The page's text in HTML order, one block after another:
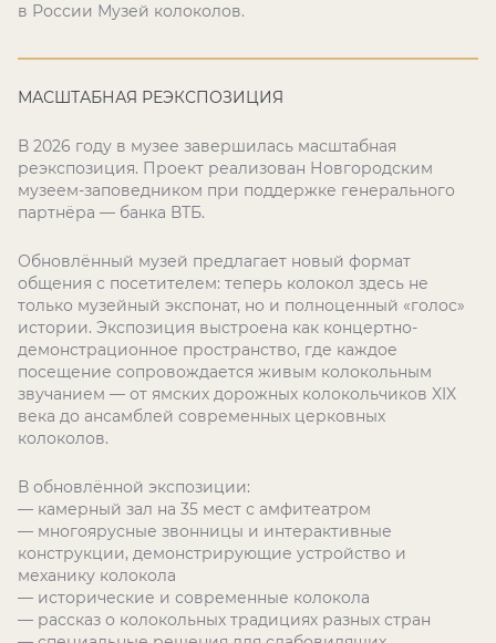
в России Музей колоколов.
МАСШТАБНАЯ РЕЭКСПОЗИЦИЯ
В 2026 году в музее завершилась масштабная
реэкспозиция. Проект реализован Новгородским
музеем-заповедником при поддержке генерального
партнёра — банка ВТБ.
Обновлённый музей предлагает новый формат
общения с посетителем: теперь колокол здесь не
только музейный экспонат, но и полноценный «голос»
истории. Экспозиция выстроена как концертно-
демонстрационное пространство, где каждое
посещение сопровождается живым колокольным
звучанием — от ямских дорожных колокольчиков XIX
века до ансамблей современных церковных
колоколов.
В обновлённой экспозиции:
— камерный зал на 35 мест с амфитеатром
— многоярусные звонницы и интерактивные
конструкции, демонстрирующие устройство и
механику колокола
— исторические и современные колокола
— рассказ о колокольных традициях разных стран